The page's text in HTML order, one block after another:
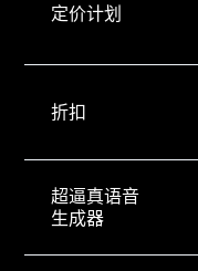
定价计划
折扣
超逼真语音
生成器